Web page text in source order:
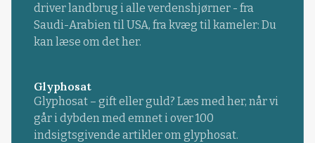
driver landbrug i alle verdenshjørner - fra
Saudi-Arabien til USA, fra kvæg til kameler: Du
kan læse om det her.
Glyphosat
Glyphosat – gift eller guld? Læs med her, når vi
går i dybden med emnet i over 100
indsigtsgivende artikler om glyphosat.